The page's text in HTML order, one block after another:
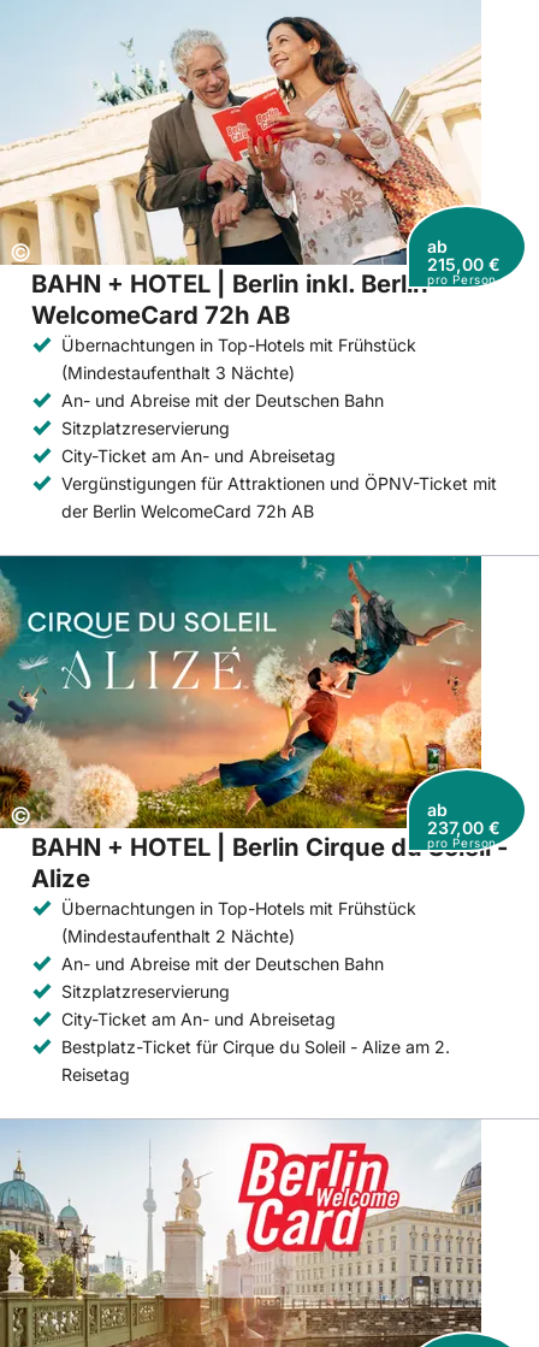
Copyright:
©
ab
215,00 €
pro Person
BAHN + HOTEL | Berlin inkl. Berlin
WelcomeCard 72h AB
Übernachtungen in Top-Hotels mit Frühstück
(Mindestaufenthalt 3 Nächte)
An- und Abreise mit der Deutschen Bahn
Sitzplatzreservierung
City-Ticket am An- und Abreisetag
Vergünstigungen für Attraktionen und ÖPNV-Ticket mit
der Berlin WelcomeCard 72h AB
Copyright:
©
ab
237,00 €
pro Person
BAHN + HOTEL | Berlin Cirque du Soleil -
Alize
Übernachtungen in Top-Hotels mit Frühstück
(Mindestaufenthalt 2 Nächte)
An- und Abreise mit der Deutschen Bahn
Sitzplatzreservierung
City-Ticket am An- und Abreisetag
Bestplatz-Ticket für Cirque du Soleil - Alize am 2.
Reisetag